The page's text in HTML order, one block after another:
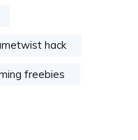
hack
freebies